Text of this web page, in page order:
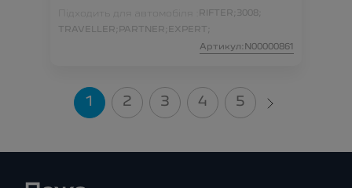
Підходить для автомобіля : RIFTER; 3008;
TRAVELLER; PARTNER; EXPERT;
Артикул:N00000861
1 2 3 4 5